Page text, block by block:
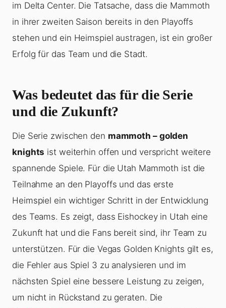
im Delta Center. Die Tatsache, dass die Mammoth
in ihrer zweiten Saison bereits in den Playoffs
stehen und ein Heimspiel austragen, ist ein großer
Erfolg für das Team und die Stadt.
Was bedeutet das für die Serie
und die Zukunft?
Die Serie zwischen den mammoth – golden
knights ist weiterhin offen und verspricht weitere
spannende Spiele. Für die Utah Mammoth ist die
Teilnahme an den Playoffs und das erste
Heimspiel ein wichtiger Schritt in der Entwicklung
des Teams. Es zeigt, dass Eishockey in Utah eine
Zukunft hat und die Fans bereit sind, ihr Team zu
unterstützen. Für die Vegas Golden Knights gilt es,
die Fehler aus Spiel 3 zu analysieren und im
nächsten Spiel eine bessere Leistung zu zeigen,
um nicht in Rückstand zu geraten. Die